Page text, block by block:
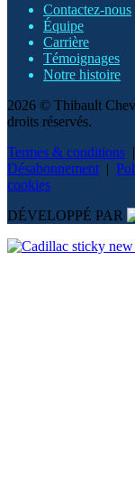
Contactez-nous
Équipe
Carrière
Témoignages
Notre histoire
2026 © Thibault
droits réservés.
Termes & conditions |
Désabonnement |
cookies
DÉVELOPPÉ PAR